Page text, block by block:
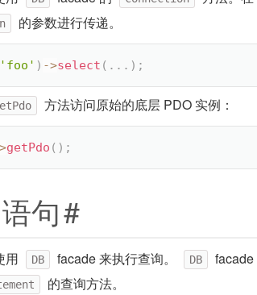
的参数进行传递。
'foo' ) ->select ( . . . ) ;
方法访问原始的底层 PDO 实例：
>getPdo ( ) ;
句#
用 DB facade 来执行查询。 DB facade
的查询方法。